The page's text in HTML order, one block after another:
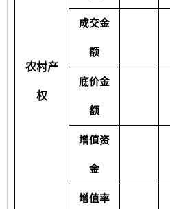
农村产
权
成交金
额
底价金
额
增值资
金
增值率